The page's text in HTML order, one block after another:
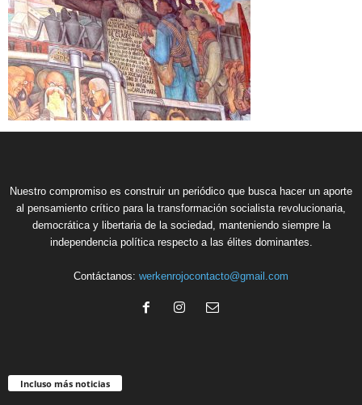
Nuestro compromiso es construir un periódico que busca hacer un aporte
al pensamiento crítico para la transformación socialista revolucionaria,
democrática y libertaria de la sociedad, manteniendo siempre la
independencia política respecto a las élites dominantes.
Contáctanos: werkenrojocontacto@gmail.com
Incluso más noticias